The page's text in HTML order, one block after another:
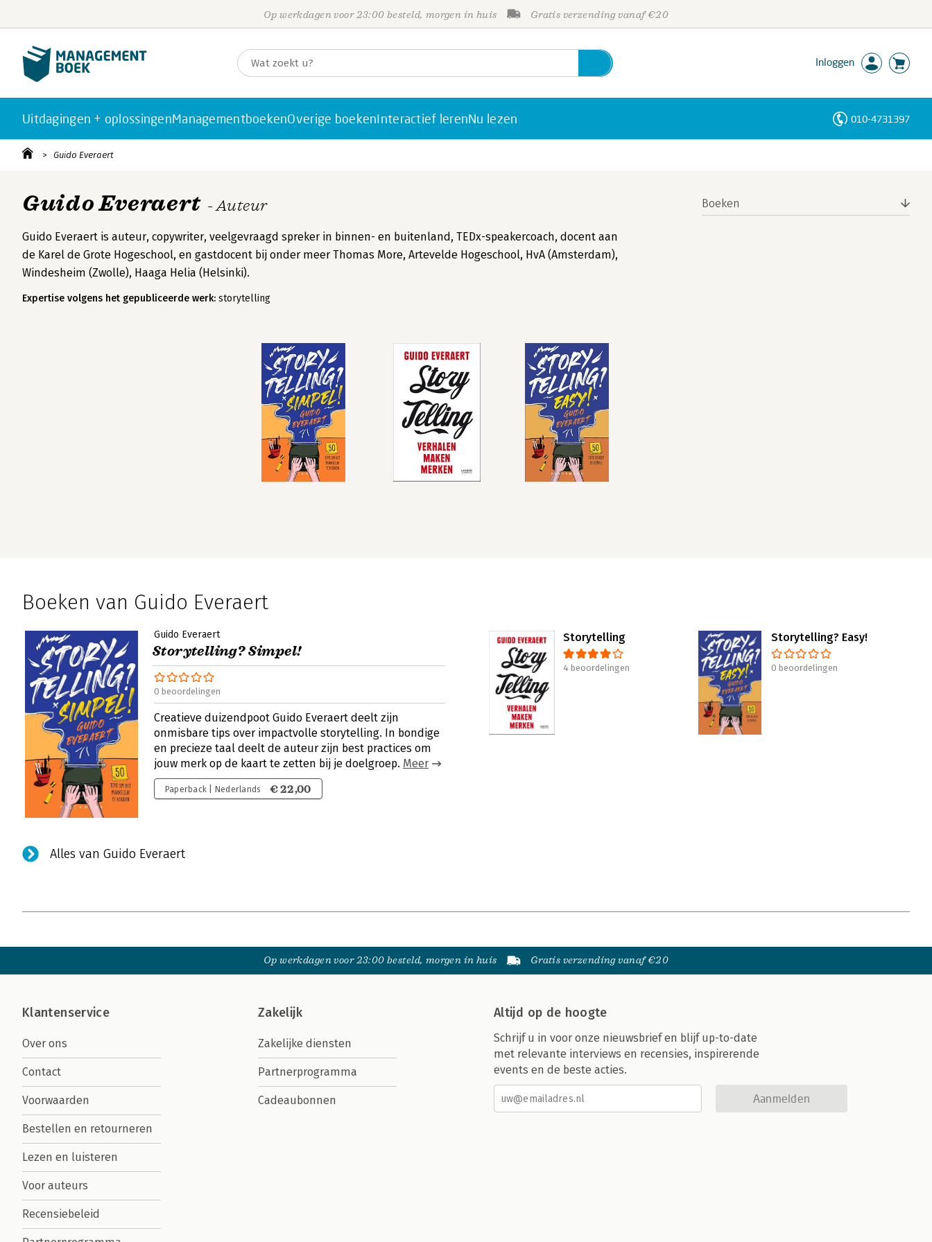
Op werkdagen voor 23:00 besteld, morgen in huis Gratis verzending vanaf €20
Inloggen
Uitdagingen + oplossingenManagementboekenOverige boekenInteractief lerenNu lezen 010-4731397
Guido Everaert
Guido Everaert - Auteur
Guido Everaert is auteur, copywriter, veelgevraagd spreker in binnen- en buitenland, TEDx-speakercoach, docent aan
de Karel de Grote Hogeschool, en gastdocent bij onder meer Thomas More, Artevelde Hogeschool, HvA (Amsterdam),
Windesheim (Zwolle), Haaga Helia (Helsinki).
Expertise volgens het gepubliceerde werk: storytelling
Boeken
Boeken van Guido Everaert
Guido Everaert
Storytelling? Simpel!
0 beoordelingen
Creatieve duizendpoot Guido Everaert deelt zijn
onmisbare tips over impactvolle storytelling. In bondige
en precieze taal deelt de auteur zijn best practices om
jouw merk op de kaart te zetten bij je doelgroep. Meer
Paperback | Nederlands € 22,00
Storytelling
4 beoordelingen
Storytelling? Easy!
0 beoordelingen
Alles van Guido Everaert
Op werkdagen voor 23:00 besteld, morgen in huis Gratis verzending vanaf €20
Klantenservice
Over ons
Contact
Voorwaarden
Bestellen en retourneren
Lezen en luisteren
Voor auteurs
Recensiebeleid
Zakelijk
Zakelijke diensten
Partnerprogramma
Cadeaubonnen
Altijd op de hoogte
Schrijf u in voor onze nieuwsbrief en blijf up-to-date
met relevante interviews en recensies, inspirerende
events en de beste acties.
Aanmelden
Personen